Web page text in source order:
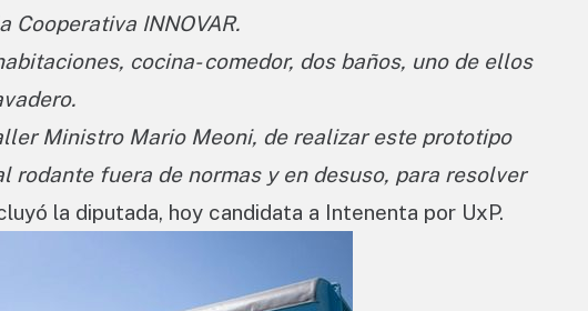
Cooperativa INNOVAR.
cocina- comedor, dos baños, uno de ellos
Ministro Mario Meoni, de realizar este prototipo
fuera de normas y en desuso, para resolver
la diputada, hoy candidata a Intenenta por UxP.